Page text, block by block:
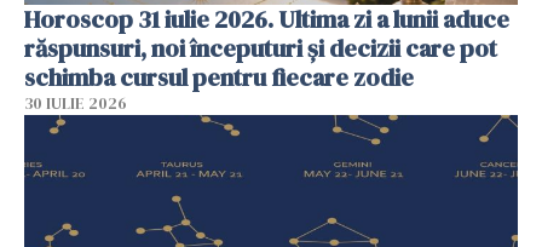
Horoscop 31 iulie 2026. Ultima zi a lunii aduce
răspunsuri, noi începuturi și decizii care pot
schimba cursul pentru fiecare zodie
30 IULIE 2026